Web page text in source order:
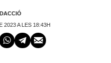
2023 A LES 18:43H